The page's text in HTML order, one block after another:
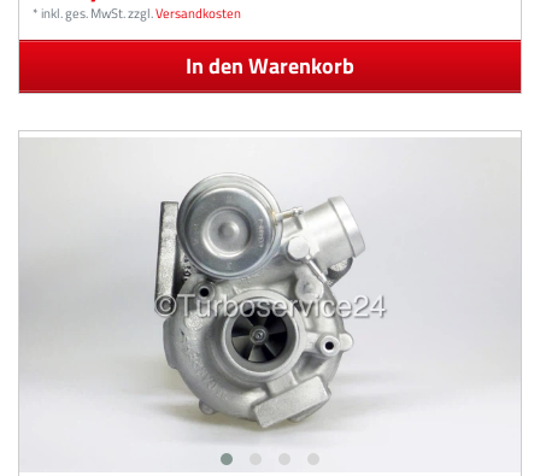
*inkl. ges. MwSt.zzgl.Versandkosten
In den Warenkorb